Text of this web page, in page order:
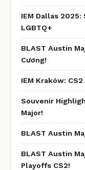
IEM Dallas 2025:
LGBTQ+
BLAST Austin
Cương!
IEM Kraków:
Souvenir
Major!
BLAST Austin
BLAST Austin
Playoffs CS2!